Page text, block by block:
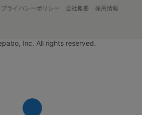
プライバシーポリシー 会社概要
採用情報
Inc. All rights reserved.